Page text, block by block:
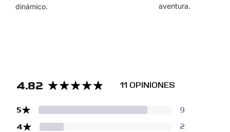
dinámico.
aventura.
4.82 11 OPINIONES
5★ 9
4★ 2